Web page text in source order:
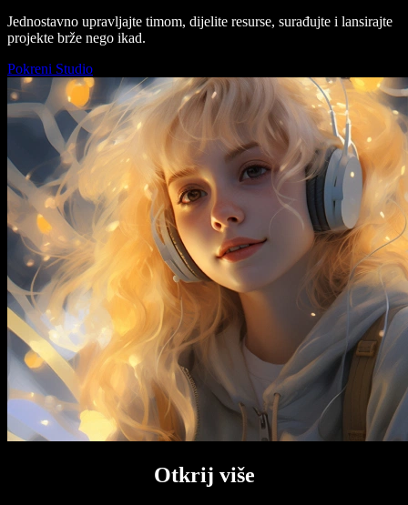
Jednostavno upravljajte timom, dijelite resurse, surađujte i lansirajte
projekte brže nego ikad.
Pokreni Studio
Otkrij više